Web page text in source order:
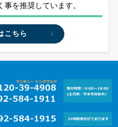
を推奨しています。
こちら